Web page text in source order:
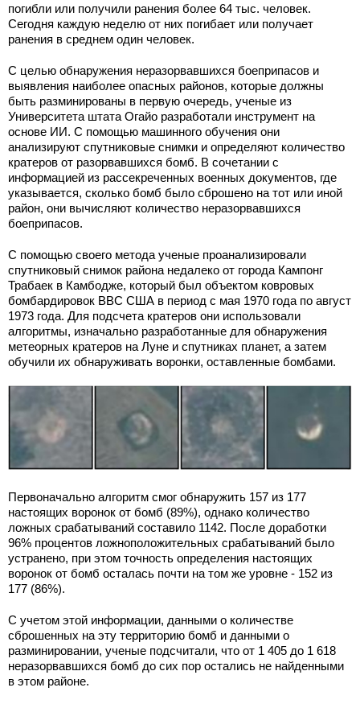
погибли или получили ранения более 64 тыс. человек.
Сегодня каждую неделю от них погибает или получает
ранения в среднем один человек.
С целью обнаружения неразорвавшихся боеприпасов и
выявления наиболее опасных районов, которые должны
быть разминированы в первую очередь, ученые из
Университета штата Огайо разработали инструмент на
основе ИИ. С помощью машинного обучения они
анализируют спутниковые снимки и определяют количество
кратеров от разорвавшихся бомб. В сочетании с
информацией из рассекреченных военных документов, где
указывается, сколько бомб было сброшено на тот или иной
район, они вычисляют количество неразорвавшихся
боеприпасов.
С помощью своего метода ученые проанализировали
спутниковый снимок района недалеко от города Кампонг
Трабаек в Камбодже, который был объектом ковровых
бомбардировок ВВС США в период с мая 1970 года по август
1973 года. Для подсчета кратеров они использовали
алгоритмы, изначально разработанные для обнаружения
метеорных кратеров на Луне и спутниках планет, а затем
обучили их обнаруживать воронки, оставленные бомбами.
Первоначально алгоритм смог обнаружить 157 из 177
настоящих воронок от бомб (89%), однако количество
ложных срабатываний составило 1142. После доработки
96% процентов ложноположительных срабатываний было
устранено, при этом точность определения настоящих
воронок от бомб осталась почти на том же уровне - 152 из
177 (86%).
С учетом этой информации, данными о количестве
сброшенных на эту территорию бомб и данными о
разминировании, ученые подсчитали, что от 1 405 до 1 618
неразорвавшихся бомб до сих пор остались не найденными
в этом районе.